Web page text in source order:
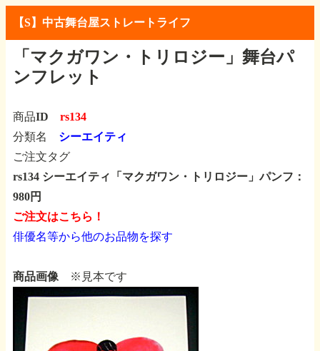
【S】中古舞台屋ストレートライフ
「マクガワン・トリロジー」舞台パ
ンフレット
商品ID rs134
分類名 シーエイティ
ご注文タグ
rs134 シーエイティ「マクガワン・トリロジー」パンフ：
980円
ご注文はこちら！
俳優名等から他のお品物を探す
商品画像 ※見本です